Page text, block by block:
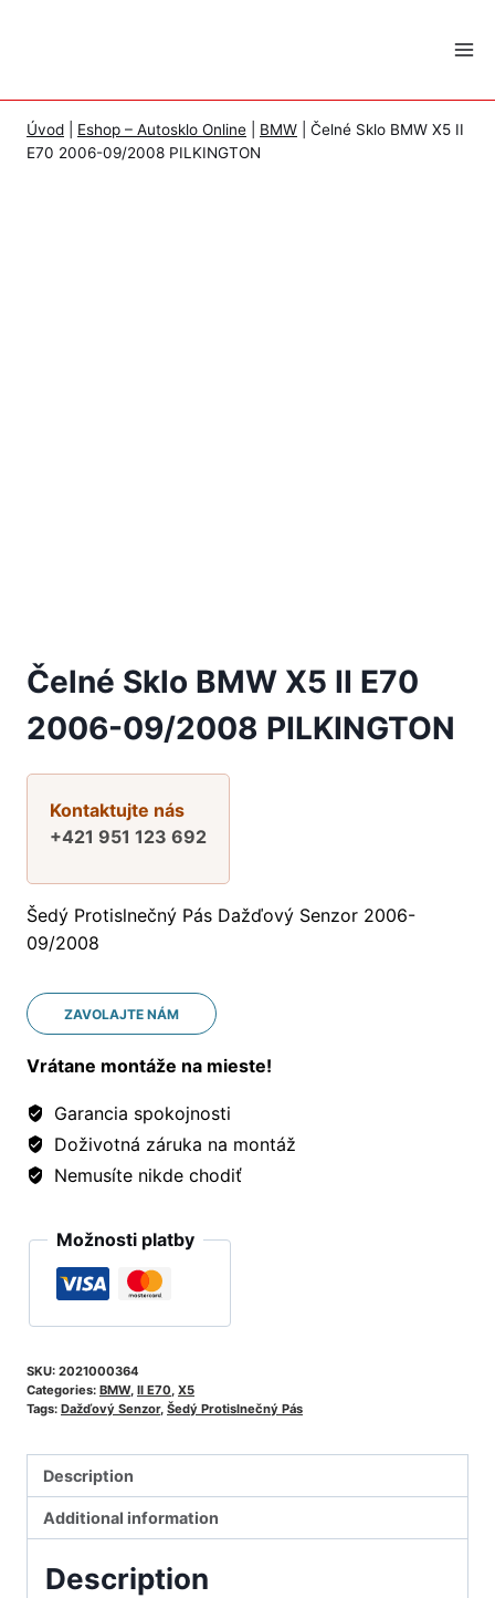
Úvod Eshop – Autosklo Online BMW
Čelné Sklo BMW X5 II
E70 2006-09/2008 PILKINGTON
Čelné Sklo BMW X5 II E70
2006-09/2008 PILKINGTON
Kontaktujte nás
+421 951 123 692
Šedý Protislnečný Pás Dažďový Senzor 2006-
09/2008
ZAVOLAJTE NÁM
Vrátane montáže na mieste!
Garancia spokojnosti
Doživotná záruka na montáž
Nemusíte nikde chodiť
Možnosti platby
SKU: 2021000364
Categories: BMW, II E70 X5
Tags: Dažďový Senzor, Šedý Protislnečný Pás
Description
Additional information
Description